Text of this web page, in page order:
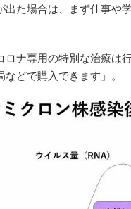
た場合は、まず仕事や
ナ専用の特別な治療は
どで購入できます」。